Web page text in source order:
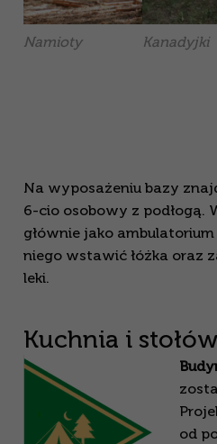
Namioty Kanadyjki
Na wyposażeniu bazy
6-cio osobowy z podłogą.
głównie jako
niego wstawić łóżka oraz
leki.
Kuchnia i
od